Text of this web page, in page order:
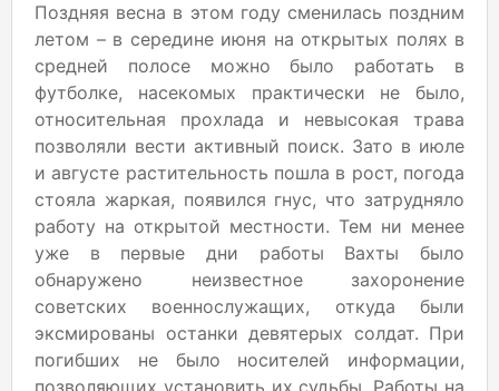
Поздняя весна в этом году сменилась поздним
летом – в середине июня на открытых полях в
средней полосе можно было работать в
футболке, насекомых практически не было,
относительная прохлада и невысокая трава
позволяли вести активный поиск. Зато в июле
и августе растительность пошла в рост, погода
стояла жаркая, появился гнус, что затрудняло
работу на открытой местности. Тем ни менее
уже в первые дни работы Вахты было
обнаружено неизвестное захоронение
советских военнослужащих, откуда были
эксмированы останки девятерых солдат. При
погибших не было носителей информации,